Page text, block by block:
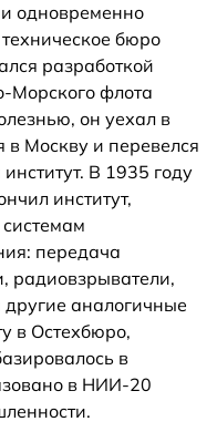
и одновременно
бюро
разработкой
Морского флота
он уехал в
Москву и перевелся
В 1935 году
институт,
передача
радиовзрыватели,
аналогичные
в Остехбюро,
в
в НИИ-20